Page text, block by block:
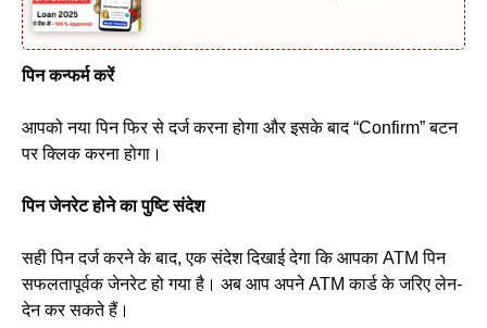
पिन कन्फर्म करें
आपको नया पिन फिर से दर्ज करना होगा और इसके बाद “Confirm” बटन
पर क्लिक करना होगा।
पिन जेनरेट होने का पुष्टि संदेश
सही पिन दर्ज करने के बाद, एक संदेश दिखाई देगा कि आपका ATM पिन
सफलतापूर्वक जेनरेट हो गया है। अब आप अपने ATM कार्ड के जरिए लेन-
देन कर सकते हैं।